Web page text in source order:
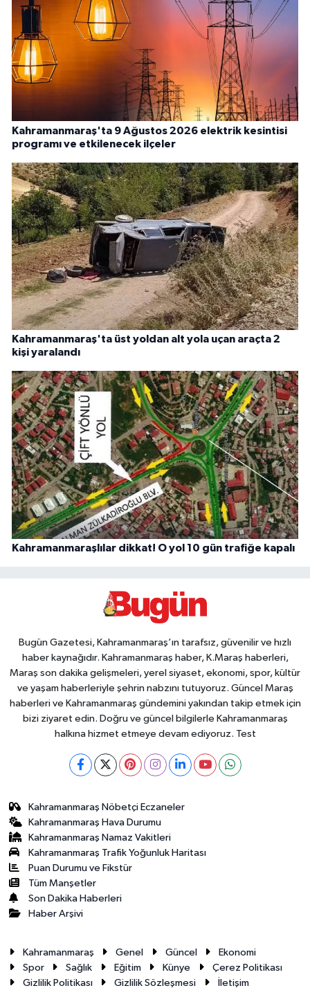
Kahramanmaraş'ta 9 Ağustos 2026 elektrik kesintisi
programı ve etkilenecek ilçeler
Kahramanmaraş'ta üst yoldan alt yola uçan araçta 2
kişi yaralandı
Kahramanmaraşlılar dikkat! O yol 10 gün trafiğe kapalı
Bugün Gazetesi, Kahramanmaraş’ın tarafsız, güvenilir ve hızlı
haber kaynağıdır. Kahramanmaraş haber, K.Maraş haberleri,
Maraş son dakika gelişmeleri, yerel siyaset, ekonomi, spor, kültür
ve yaşam haberleriyle şehrin nabzını tutuyoruz. Güncel Maraş
haberleri ve Kahramanmaraş gündemini yakından takip etmek için
bizi ziyaret edin. Doğru ve güncel bilgilerle Kahramanmaraş
halkına hizmet etmeye devam ediyoruz. Test
Kahramanmaraş Nöbetçi Eczaneler
Kahramanmaraş Hava Durumu
Kahramanmaraş Namaz Vakitleri
Kahramanmaraş Trafik Yoğunluk Haritası
Puan Durumu ve Fikstür
Tüm Manşetler
Son Dakika Haberleri
Haber Arşivi
Kahramanmaraş Genel Güncel
Ekonomi
Spor
Sağlık Eğitim Künye
Çerez Politikası
Gizlilik Politikası
Gizlilik Sözleşmesi İletişim